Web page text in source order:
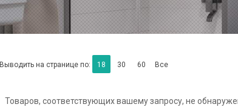
Выводить на странице по: 18 30 60 Все
Товаров, соответствующих вашему запросу, не